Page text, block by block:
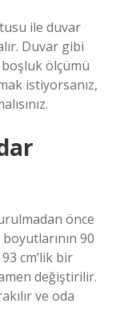
ile duvar
Duvar gibi
ölçümü
istiyorsanız,
önce
boyutlarının 90
cm’lik bir
değiştirilir.
ve oda